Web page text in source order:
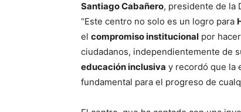
Santiago Cabañero, presidente de la
“Este centro no solo es un logro para
el compromiso institucional por
ciudadanos, independientemente de
educación inclusiva y recordó que la
fundamental para el progreso de